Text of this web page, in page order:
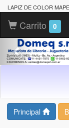
LAPIZ DE COLOR
Carrito 0
Principal